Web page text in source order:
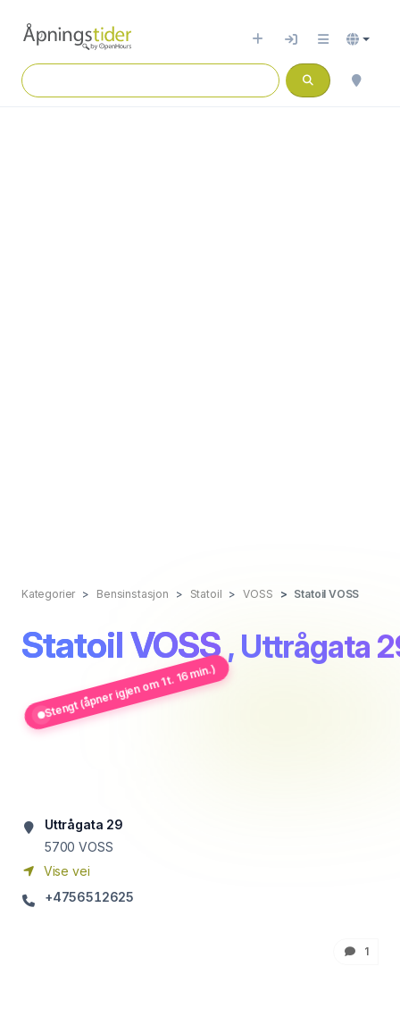
Kategorier Bensinstasjon Statoil VOSS Statoil VOSS
Statoil VOSS , Uttrågata
Stengt (åpner igjen om 1 t. 16 min.)
Uttrågata 29
5700 VOSS
Vise vei
+4756512625
1